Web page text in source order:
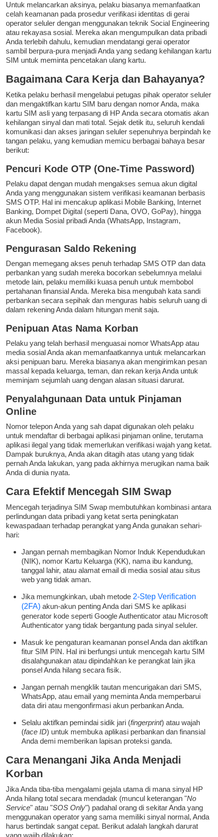
Untuk melancarkan aksinya, pelaku biasanya memanfaatkan
celah keamanan pada prosedur verifikasi identitas di gerai
operator seluler dengan menggunakan teknik Social Engineering
atau rekayasa sosial. Mereka akan mengumpulkan data pribadi
Anda terlebih dahulu, kemudian mendatangi gerai operator
sambil berpura-pura menjadi Anda yang sedang kehilangan kartu
SIM untuk meminta pencetakan ulang kartu.
Bagaimana Cara Kerja dan Bahayanya?
Ketika pelaku berhasil mengelabui petugas pihak operator seluler
dan mengaktifkan kartu SIM baru dengan nomor Anda, maka
kartu SIM asli yang terpasang di HP Anda secara otomatis akan
kehilangan sinyal dan mati total. Sejak detik itu, seluruh kendali
komunikasi dan akses jaringan seluler sepenuhnya berpindah ke
tangan pelaku, yang kemudian memicu berbagai bahaya besar
berikut:
Pencuri Kode OTP (One-Time Password)
Pelaku dapat dengan mudah mengakses semua akun digital
Anda yang menggunakan sistem verifikasi keamanan berbasis
SMS OTP. Hal ini mencakup aplikasi Mobile Banking, Internet
Banking, Dompet Digital (seperti Dana, OVO, GoPay), hingga
akun Media Sosial pribadi Anda (WhatsApp, Instagram,
Facebook).
Pengurasan Saldo Rekening
Dengan memegang akses penuh terhadap SMS OTP dan data
perbankan yang sudah mereka bocorkan sebelumnya melalui
metode lain, pelaku memiliki kuasa penuh untuk membobol
pertahanan finansial Anda. Mereka bisa mengubah kata sandi
perbankan secara sepihak dan menguras habis seluruh uang di
dalam rekening Anda dalam hitungan menit saja.
Penipuan Atas Nama Korban
Pelaku yang telah berhasil menguasai nomor WhatsApp atau
media sosial Anda akan memanfaatkannya untuk melancarkan
aksi penipuan baru. Mereka biasanya akan mengirimkan pesan
massal kepada keluarga, teman, dan rekan kerja Anda untuk
meminjam sejumlah uang dengan alasan situasi darurat.
Penyalahgunaan Data untuk Pinjaman
Online
Nomor telepon Anda yang sah dapat digunakan oleh pelaku
untuk mendaftar di berbagai aplikasi pinjaman online, terutama
aplikasi ilegal yang tidak memerlukan verifikasi wajah yang ketat.
Dampak buruknya, Anda akan ditagih atas utang yang tidak
pernah Anda lakukan, yang pada akhirnya merugikan nama baik
Anda di dunia nyata.
Cara Efektif Mencegah SIM Swap
Mencegah terjadinya SIM Swap membutuhkan kombinasi antara
perlindungan data pribadi yang ketat serta peningkatan
kewaspadaan terhadap perangkat yang Anda gunakan sehari-
hari:
Jangan pernah membagikan Nomor Induk Kependudukan
(NIK), nomor Kartu Keluarga (KK), nama ibu kandung,
tanggal lahir, atau alamat email di media sosial atau situs
web yang tidak aman.
Jika memungkinkan, ubah metode 2-Step Verification
(2FA) akun-akun penting Anda dari SMS ke aplikasi
generator kode seperti Google Authenticator atau Microsoft
Authenticator yang tidak bergantung pada sinyal seluler.
Masuk ke pengaturan keamanan ponsel Anda dan aktifkan
fitur SIM PIN. Hal ini berfungsi untuk mencegah kartu SIM
disalahgunakan atau dipindahkan ke perangkat lain jika
ponsel Anda hilang secara fisik.
Jangan pernah mengklik tautan mencurigakan dari SMS,
WhatsApp, atau email yang meminta Anda memperbarui
data diri atau mengonfirmasi akun perbankan Anda.
Selalu aktifkan pemindai sidik jari (fingerprint) atau wajah
(face ID) untuk membuka aplikasi perbankan dan finansial
Anda demi memberikan lapisan proteksi ganda.
Cara Menangani Jika Anda Menjadi
Korban
Jika Anda tiba-tiba mengalami gejala utama di mana sinyal HP
Anda hilang total secara mendadak (muncul keterangan "No
Service" atau "SOS Only") padahal orang di sekitar Anda yang
menggunakan operator yang sama memiliki sinyal normal, Anda
harus bertindak sangat cepat. Berikut adalah langkah darurat